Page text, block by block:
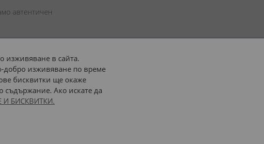
автентичен
или наш транспорт
изживяване в сайта.
добро изживяване по време
бисквитки ще окаже
съдържание. Ако искате да
БИСКВИТКИ.